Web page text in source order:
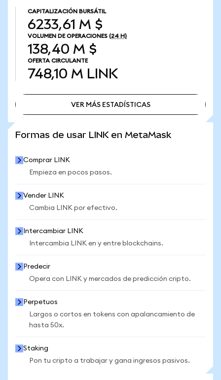
CAPITALIZACIÓN BURSÁTIL
6233,61 M $
VOLUMEN DE OPERACIONES (24 H)
138,40 M $
OFERTA CIRCULANTE
748,10 M LINK
VER MÁS ESTADÍSTICAS
Formas de usar LINK en MetaMask
Comprar LINK
Empieza en pocos pasos.
Vender LINK
Cambia LINK por efectivo.
Intercambiar LINK
Intercambia LINK en y entre blockchains.
Predecir
Opera con LINK y mercados de predicción cripto.
Perpetuos
Largos o cortos en tokens con apalancamiento de
hasta 50x.
Staking
Pon tu cripto a trabajar y gana ingresos pasivos.